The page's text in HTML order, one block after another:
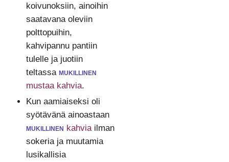
koivunoksiin, ainoihin
saatavana oleviin
polttopuihin,
kahvipannu pantiin
tulelle ja juotiin
teltassa mukillinen
mustaa kahvia.
Kun aamiaiseksi oli
syötävänä ainoastaan
mukillinen kahviailman
sokeria ja muutamia
lusikallisia